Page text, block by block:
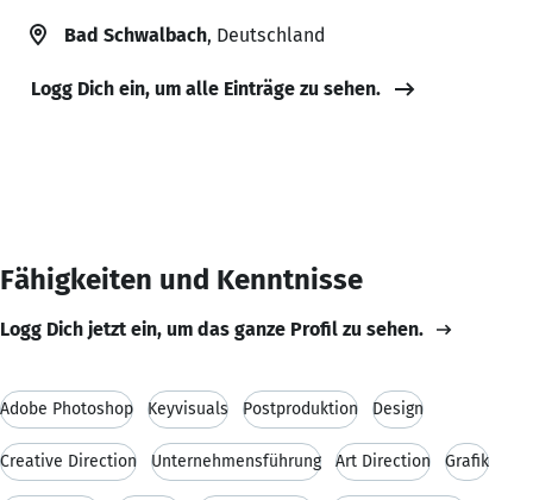
Bad Schwalbach, Deutschland
Logg Dich ein, um alle Einträge zu sehen.
Fähigkeiten und Kenntnisse
Logg Dich jetzt ein, um das ganze Profil zu sehen.
Adobe Photoshop Keyvisuals Postproduktion Design
Creative Direction Unternehmensführung Art Direction Grafik